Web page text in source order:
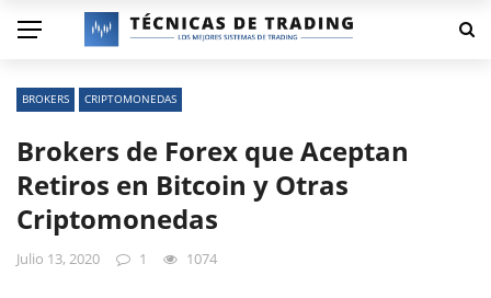
BROKERS CRIPTOMONEDAS
Brokers de Forex que Aceptan
Retiros en Bitcoin y Otras
Criptomonedas
Julio 13, 2020 1 1074